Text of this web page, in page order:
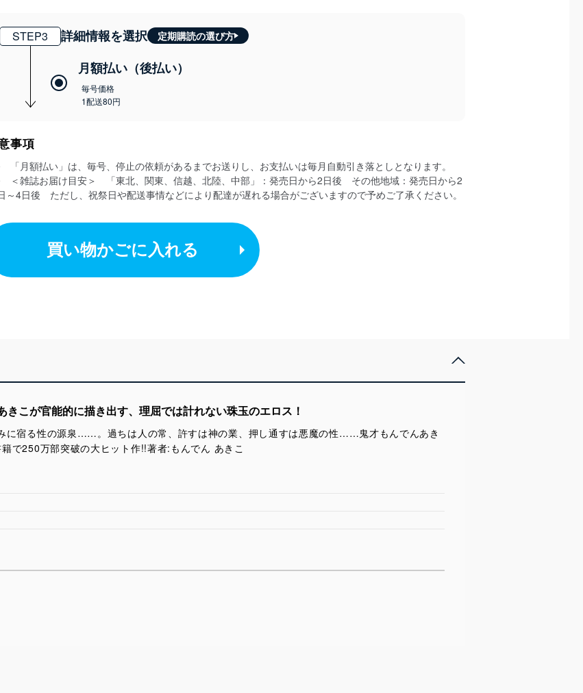
STEP3 詳細情報を選択 定期購読の選び方
月額払い（後払い）
毎号価格
1配送80円
事項
「月額払い」は、毎号、停止の依頼があるまでお送りし、お支払いは毎月自動引き落としとなります。
＜雑誌お届け目安＞ 「東北、関東、信越、北陸、中部」：発売日から2日後 その他地域：発売日から2
～4日後 ただし、祝祭日や配送事情などにより配達が遅れる場合がございますので予めご了承ください。
買い物かごに入れる
こが官能的に描き出す、理屈では計れない珠玉のエロス！
に宿る性の源泉……。過ちは人の常、許すは神の業、押し通すは悪魔の性……鬼才もんでんあき
で250万部突破の大ヒット作!!著者:もんでん あきこ